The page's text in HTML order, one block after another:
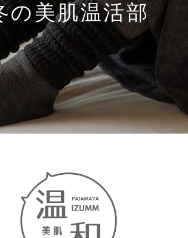
の美肌温活部